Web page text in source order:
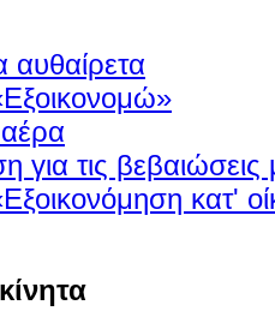
αυθαίρετα
για τις βεβαιώσεις
κατ'